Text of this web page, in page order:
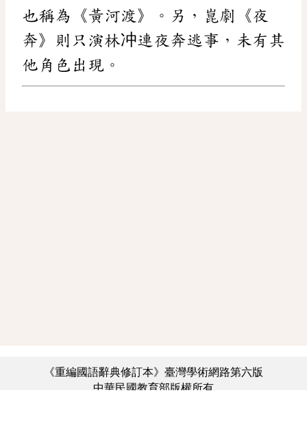
也稱為《黃河渡》。另，崑劇《夜
奔》則只演林冲連夜奔逃事，未有其
他角色出現。
《重編國語辭典修訂本》臺灣學術網路第六版
中華民國教育部版權所有